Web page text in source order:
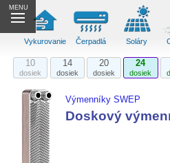
MENU
Vykurovanie Čerpadlá Soláry
10
dosiek
14
dosiek
20
dosiek
24
dosiek
Výmenníky SWEP
Doskový